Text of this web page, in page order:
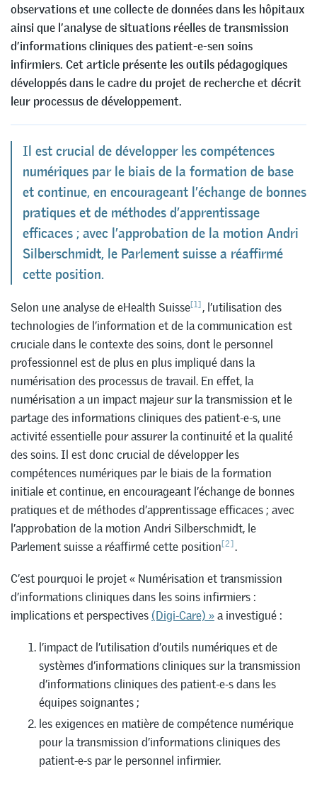
observations et une collecte de données dans les hôpitaux
ainsi que l’analyse de situations réelles de transmission
d’informations cliniques des patient-e-sen soins
infirmiers. Cet article présente les outils pédagogiques
développés dans le cadre du projet de recherche et décrit
leur processus de développement.
Il est crucial de développer les compétences
numériques par le biais de la formation de base
et continue, en encourageant l’échange de bonnes
pratiques et de méthodes d’apprentissage
efficaces ; avec l’approbation de la motion Andri
Silberschmidt, le Parlement suisse a réaffirmé
cette position.
Selon une analyse de eHealth Suisse[1], l’utilisation des
technologies de l’information et de la communication est
cruciale dans le contexte des soins, dont le personnel
professionnel est de plus en plus impliqué dans la
numérisation des processus de travail. En effet, la
numérisation a un impact majeur sur la transmission et le
partage des informations cliniques des patient-e-s, une
activité essentielle pour assurer la continuité et la qualité
des soins. Il est donc crucial de développer les
compétences numériques par le biais de la formation
initiale et continue, en encourageant l’échange de bonnes
pratiques et de méthodes d’apprentissage efficaces ; avec
l’approbation de la motion Andri Silberschmidt, le
Parlement suisse a réaffirmé cette position[2].
C’est pourquoi le projet « Numérisation et transmission
d’informations cliniques dans les soins infirmiers :
implications et perspectives (Digi-Care) »a investigué :
l’impact de l’utilisation d’outils numériques et de
systèmes d’informations cliniques sur la transmission
d’informations cliniques des patient-e-s dans les
équipes soignantes ;
les exigences en matière de compétence numérique
pour la transmission d’informations cliniques des
patient-e-s par le personnel infirmier.